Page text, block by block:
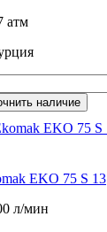
атм
наличие
EKO 75 S 13
л/мин